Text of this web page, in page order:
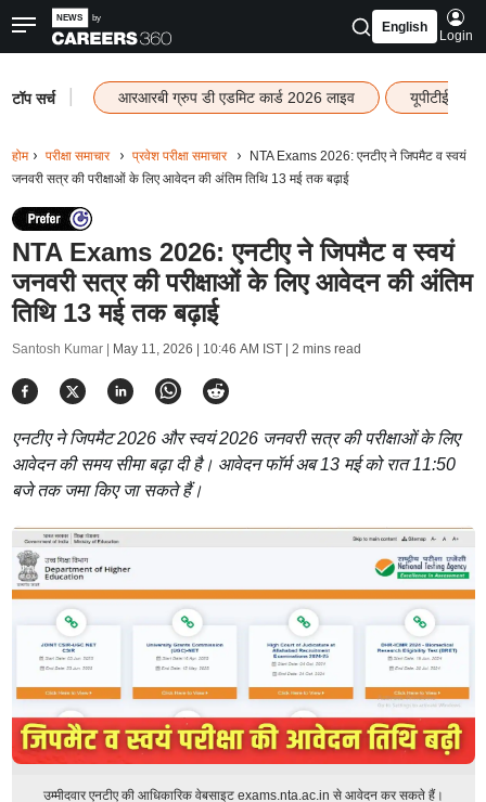
English
Login
टॉप सर्च आरआरबी ग्रुप डी एडमिट कार्ड 2026 लाइव यूपीटीईटी
होम परीक्षा समाचार प्रवेश परीक्षा समाचार
NTA Exams 2026: एनटीए ने जिपमैट व स्वयं
जनवरी सत्र की परीक्षाओं के लिए आवेदन की अंतिम तिथि 13 मई तक बढ़ाई
NTA Exams 2026: एनटीए ने जिपमैट व स्वयं
जनवरी सत्र की परीक्षाओं के लिए आवेदन की अंतिम
तिथि 13 मई तक बढ़ाई
Santosh Kumar | May 11, 2026 | 10:46 AM IST| 2 mins read
एनटीए ने जिपमैट 2026 और स्वयं 2026 जनवरी सत्र की परीक्षाओं के लिए
आवेदन की समय सीमा बढ़ा दी है। आवेदन फॉर्म अब 13 मई को रात 11:50
बजे तक जमा किए जा सकते हैं।
उम्मीदवार एनटीए की आधिकारिक वेबसाइट exams.nta.ac.in से आवेदन कर सकते हैं।